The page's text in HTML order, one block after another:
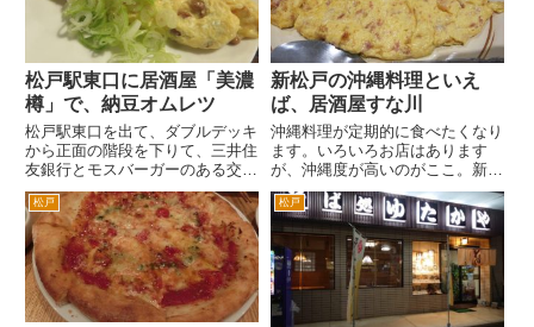
万×２。一晩で軽く10万。プラ...
ーには、常連さんが。テーブル
席...
松戸駅東口に居酒屋「美濃
樽」で、納豆オムレツ
松戸駅東口を出て、ダブルデッキ
から正面の階段を下りて、三井住
友銀行とモスバーガーのある交差
点を右折し、３０秒程度歩いた右
手の角にある美濃地方のお料理が
テーマの居酒屋「美濃樽」さん。
一皿一皿が少量で、価格もお手
頃なんで、いろいろ食べること...
新松戸の沖縄料理といえ
ば、居酒屋すな川
沖縄料理が定期的に食べたくなり
ます。いろいろお店はあります
が、沖縄度が高いのがここ。新松
戸の居酒屋すな川さんです。新松
戸駅を出て、線路沿いに左側、松
戸方面へ歩いていきます。この辺
は、最近らーめん店が複数できて
ますね。3分程度歩いた右手の路
地...
松戸 松戸